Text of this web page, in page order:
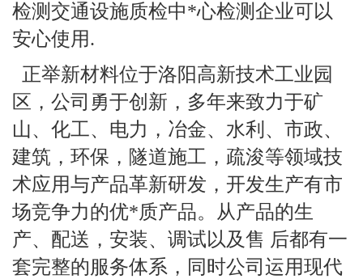
检测交通设施质检中*心检测企业可以
安心使用.
正举新材料位于洛阳高新技术工业园
区，公司勇于创新，多年来致力于矿
山、化工、电力，冶金、水利、市政、
建筑，环保，隧道施工，疏浚等领域技
术应用与产品革新研发，开发生产有市
场竞争力的优*质产品。从产品的生
产、配送，安装、调试以及售 后都有一
套完整的服务体系，同时公司运用现代